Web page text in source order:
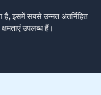
है, इसमें सबसे उन्नत अंतर्निहित
उपलब्ध हैं।